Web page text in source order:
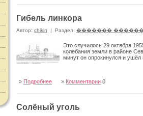
Гибель линкора
Автор: chikin | Раздел: �������
Это случилось 29 октября
колебания земли в районе
минут он опрокинулся и ушёл
» Подробнее » Комментарии 0
Солёный уголь